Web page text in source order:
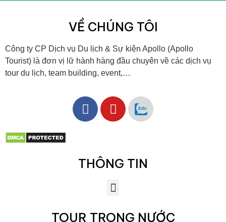
VỀ CHÚNG TÔI
Công ty CP Dịch vụ Du lịch & Sự kiện Apollo (Apollo
Tourist) là đơn vị lữ hành hàng đầu chuyên về các dịch vụ
tour du lịch, team building, event,…
THÔNG TIN
TOUR TRONG NƯỚC